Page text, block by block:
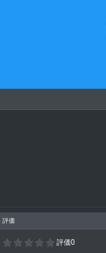
評価
0
評価0